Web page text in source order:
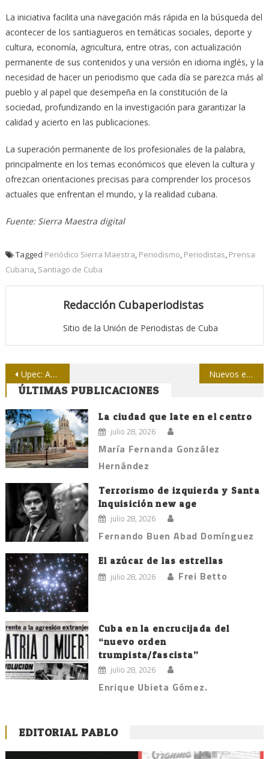
La iniciativa facilita una navegación más rápida en la búsqueda del
acontecer de los santiagueros en temáticas sociales, deporte y
cultura, economía, agricultura, entre otras, con actualización
permanente de sus contenidos y una versión en idioma inglés, y la
necesidad de hacer un periodismo que cada día se parezca más al
pueblo y al papel que desempeña en la constitución de la
sociedad, profundizando en la investigación para garantizar la
calidad y acierto en las publicaciones.
La superación permanente de los profesionales de la palabra,
principalmente en los temas económicos que eleven la cultura y
ofrezcan orientaciones precisas para comprender los procesos
actuales que enfrentan el mundo, y la realidad cubana.
Fuente: Sierra Maestra digital
Tagged Periódico Sierra Maestra, Periodismo, Periodistas, Prensa
Cubana, Santiago de Cuba
Redacción Cubaperiodistas
Sitio de la Unión de Periodistas de Cuba
Navegación
de
entradas
Upec: Ahora, el vaso está medio lleno Nuevos estudiantes de periodismo recorren órganos de prensa en Camagüey
ÚLTIMAS PUBLICACIONES
La ciudad que late en el centro
julio 28, 2026
María Fernanda González
Hernández
Terrorismo de izquierda y Santa
Inquisición new age
julio 28, 2026
Fernando Buen Abad Domínguez
El azúcar de las estrellas
julio 28, 2026 Frei Betto
Cuba en la encrucijada del
“nuevo orden
trumpista/fascista”
julio 28, 2026
Enrique Ubieta Gómez.
EDITORIAL PABLO